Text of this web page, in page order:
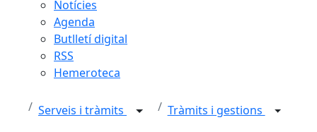
Notícies
Agenda
Butlletí digital
RSS
Hemeroteca
Serveis i tràmits Tràmits i gestions